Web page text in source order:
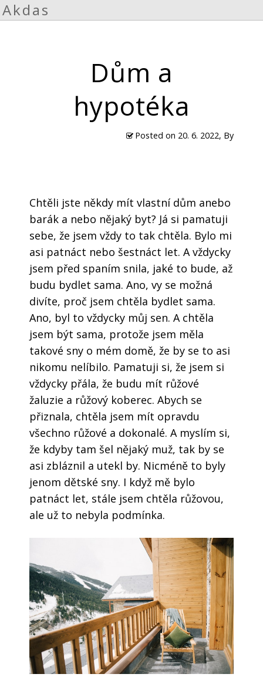
Akdas
Dům a
hypotéka
Posted on 20. 6. 2022, By
Chtěli jste někdy mít vlastní dům anebo
barák a nebo nějaký byt? Já si pamatuji
sebe, že jsem vždy to tak chtěla. Bylo mi
asi patnáct nebo šestnáct let. A vždycky
jsem před spaním snila, jaké to bude, až
budu bydlet sama. Ano, vy se možná
divíte, proč jsem chtěla bydlet sama.
Ano, byl to vždycky můj sen. A chtěla
jsem být sama, protože jsem měla
takové sny o mém domě, že by se to asi
nikomu nelíbilo. Pamatuji si, že jsem si
vždycky přála, že budu mít růžové
žaluzie a růžový koberec. Abych se
přiznala, chtěla jsem mít opravdu
všechno růžové a dokonalé. A myslím si,
že kdyby tam šel nějaký muž, tak by se
asi zbláznil a utekl by. Nicméně to byly
jenom dětské sny. I když mě bylo
patnáct let, stále jsem chtěla růžovou,
ale už to nebyla podmínka.